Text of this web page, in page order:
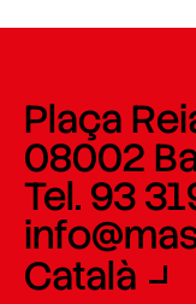
Plaça
08002
Tel. 93
Català